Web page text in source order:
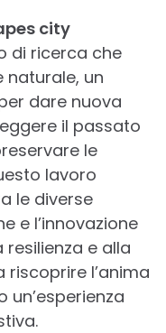
city
di ricerca che
naturale, un
dare nuova
il passato
le
lavoro
le diverse
e l’innovazione
e alla
riscoprire l’anima